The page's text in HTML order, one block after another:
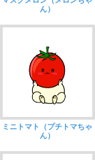
ん）
ミニトマト（プチトマちゃ
ん）